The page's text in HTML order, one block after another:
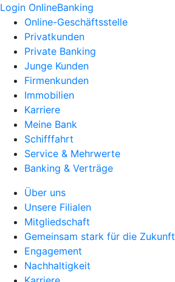
Login OnlineBanking
Online-Geschäftsstelle
Privatkunden
Private Banking
Junge Kunden
Firmenkunden
Immobilien
Karriere
Meine Bank
Schifffahrt
Service & Mehrwerte
Banking & Verträge
Über uns
Unsere Filialen
Mitgliedschaft
Gemeinsam stark für die Zukunft
Engagement
Nachhaltigkeit